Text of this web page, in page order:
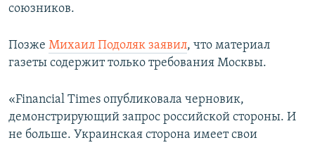
союзников.
Позже Михаил Подоляк заявил, что материал
газеты содержит только требования Москвы.
«Financial Times опубликовала черновик,
демонстрирующий запрос российской стороны. И
не больше. Украинская сторона имеет свои